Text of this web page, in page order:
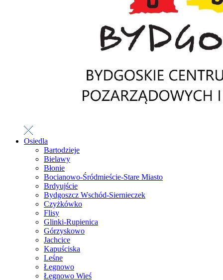
Osiedla
Bartodzieje
Bielawy
Błonie
Bocianowo-Śródmieście-Stare Miasto
Brdyujście
Bydgoszcz Wschód-Siernieczek
Czyżkówko
Flisy
Glinki-Rupienica
Górzyskowo
Jachcice
Kapuściska
Leśne
Łęgnowo
Łęgnowo Wieś